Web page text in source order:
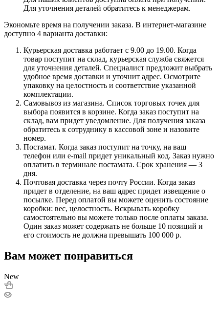
Для уточнения деталей обратитесь к менеджерам.
Экономьте время на получении заказа. В интернет-магазине
доступно 4 варианта доставки:
Курьерская доставка работает с 9.00 до 19.00. Когда
товар поступит на склад, курьерская служба свяжется
для уточнения деталей. Специалист предложит выбрать
удобное время доставки и уточнит адрес. Осмотрите
упаковку на целостность и соответствие указанной
комплектации.
Самовывоз из магазина. Список торговых точек для
выбора появится в корзине. Когда заказ поступит на
склад, вам придет уведомление. Для получения заказа
обратитесь к сотруднику в кассовой зоне и назовите
номер.
Постамат. Когда заказ поступит на точку, на ваш
телефон или e-mail придет уникальный код. Заказ нужно
оплатить в терминале постамата. Срок хранения — 3
дня.
Почтовая доставка через почту России. Когда заказ
придет в отделение, на ваш адрес придет извещение о
посылке. Перед оплатой вы можете оценить состояние
коробки: вес, целостность. Вскрывать коробку
самостоятельно вы можете только после оплаты заказа.
Один заказ может содержать не больше 10 позиций и
его стоимость не должна превышать 100 000 р.
Вам может понравиться
New